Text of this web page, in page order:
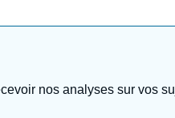
nos analyses sur vos